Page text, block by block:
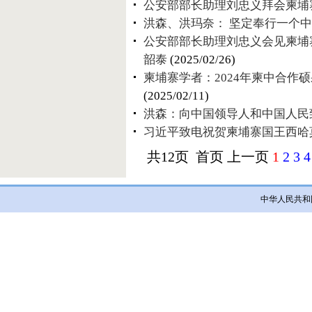
公安部部长助理刘忠义拜会柬
洪森、洪玛奈： 坚定奉行一个
公安部部长助理刘忠义会见柬
韶泰 (2025/02/26)
柬埔寨学者：2024年柬中合作
(2025/02/11)
洪森：向中国领导人和中国人
习近平致电祝贺柬埔寨国王西
共12页 首页 上一页 1 2 3 4
中华人民共